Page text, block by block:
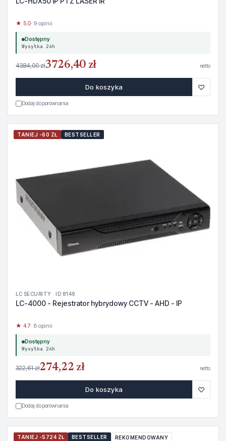
★ 5.0· 9 opinii
Dostępny
Wysyłka 24h
4384,00 zł3726,40 zł netto
Do koszyka ♡
Dodaj do porównania
TANIEJ -60 ZŁ BESTSELLER
LC SECURITY · ID 8149
LC-4000 - Rejestrator hybrydowy CCTV - AHD - IP
★ 4.7· 8 opinii
Dostępny
Wysyłka 24h
322,61 zł274,22 zł netto
Do koszyka ♡
Dodaj do porównania
TANIEJ -5724 ZŁ BESTSELLER REKOMENDOWANY